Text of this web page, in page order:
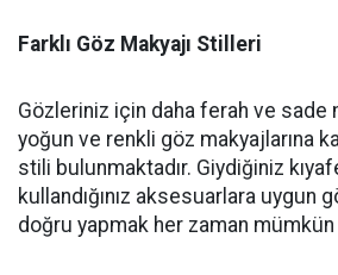
Farklı Göz Makyajı Stilleri
Gözleriniz için daha ferah ve sade
yoğun ve renkli göz makyajlarına
stili bulunmaktadır. Giydiğiniz
kullandığınız aksesuarlara uygun
doğru yapmak her zaman